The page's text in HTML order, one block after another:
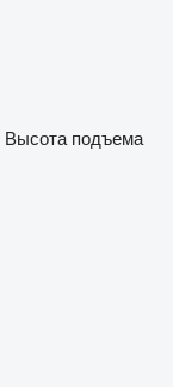
Высота подъема